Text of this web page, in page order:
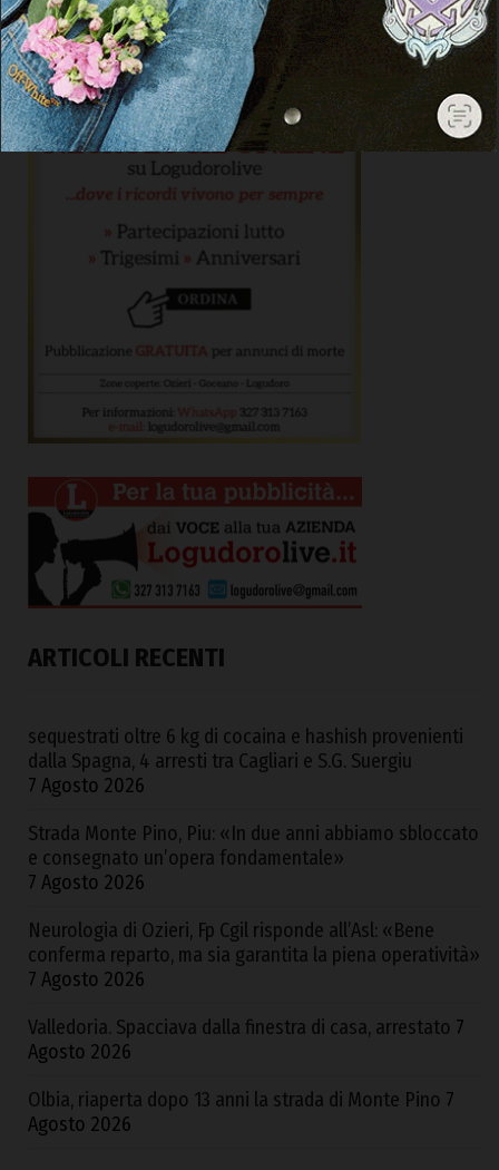
ARTICOLI RECENTI
sequestrati oltre 6 kg di cocaina e hashish provenienti
dalla Spagna, 4 arresti tra Cagliari e S.G. Suergiu
7 Agosto 2026
Strada Monte Pino, Piu: «In due anni abbiamo sbloccato
e consegnato un’opera fondamentale»
7 Agosto 2026
Neurologia di Ozieri, Fp Cgil risponde all’Asl: «Bene
conferma reparto, ma sia garantita la piena operatività»
7 Agosto 2026
Valledoria. Spacciava dalla finestra di casa, arrestato 7
Agosto 2026
Olbia, riaperta dopo 13 anni la strada di Monte Pino 7
Agosto 2026